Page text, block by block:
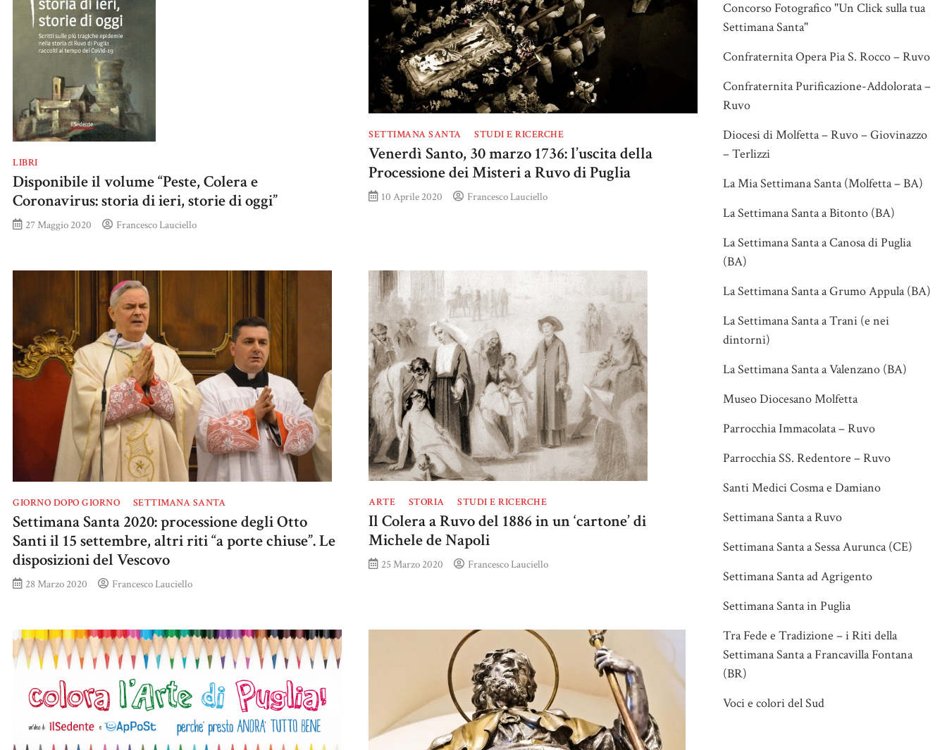
LIBRI
Disponibile il volume “Peste, Colera e
Coronavirus: storia di ieri, storie di oggi”
27 Maggio 2020 Francesco Lauciello
SETTIMANA SANTA STUDI E RICERCHE
Venerdì Santo, 30 marzo 1736: l’uscita della
Processione dei Misteri a Ruvo di Puglia
10 Aprile 2020 Francesco Lauciello
GIORNO DOPO GIORNO SETTIMANA SANTA
Settimana Santa 2020: processione degli Otto
Santi il 15 settembre, altri riti “a porte chiuse”. Le
disposizioni del Vescovo
28 Marzo 2020 Francesco Lauciello
ARTE STORIA STUDI E RICERCHE
Il Colera a Ruvo del 1886 in un ‘cartone’ di
Michele de Napoli
25 Marzo 2020 Francesco Lauciello
Concorso Fotografico "Un Click sulla tua
Settimana Santa"
Confraternita Opera Pia S. Rocco – Ruvo
Confraternita Purificazione-Addolorata –
Ruvo
Diocesi di Molfetta – Ruvo – Giovinazzo
– Terlizzi
La Mia Settimana Santa (Molfetta – BA)
La Settimana Santa a Bitonto (BA)
La Settimana Santa a Canosa di Puglia
(BA)
La Settimana Santa a Grumo Appula (BA)
La Settimana Santa a Trani (e nei
dintorni)
La Settimana Santa a Valenzano (BA)
Museo Diocesano Molfetta
Parrocchia Immacolata – Ruvo
Parrocchia SS. Redentore – Ruvo
Santi Medici Cosma e Damiano
Settimana Santa a Ruvo
Settimana Santa a Sessa Aurunca (CE)
Settimana Santa ad Agrigento
Settimana Santa in Puglia
Tra Fede e Tradizione – i Riti della
Settimana Santa a Francavilla Fontana
(BR)
Voci e colori del Sud